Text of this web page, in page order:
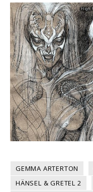
GEMMA ARTERTON
HÄNSEL & GRETEL 2